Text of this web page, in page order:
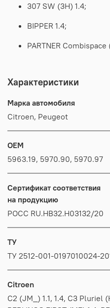
307 SW (3H) 1.4;
BIPPER 1.4;
PARTNER Combispace
Характеристики
Марка автомобиля
Citroen, Peugeot
OEM
5963.19, 5970.90, 5970.97
Сертификат соответствия
на продукцию
РОСС RU.HB32.H03132/20
ТУ
ТУ 2512-001-0197010024-
Citroen
C2 (JM_) 1.1, 1.4, C3 Pluriel